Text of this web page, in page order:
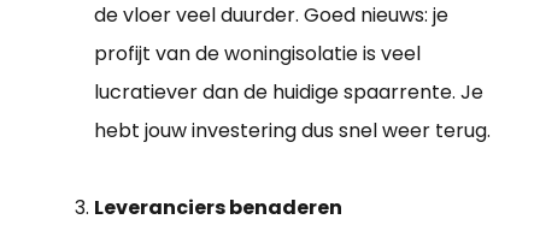
de vloer veel duurder. Goed nieuws: je
profijt van de woningisolatie is veel
lucratiever dan de huidige spaarrente. Je
hebt jouw investering dus snel weer terug.
Leveranciers benaderen